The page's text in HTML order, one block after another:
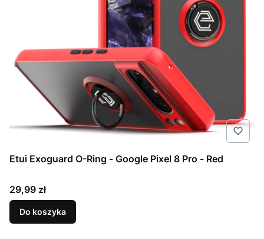
Etui Exoguard O-Ring - Google Pixel 8 Pro - Red
Cena
29,99 zł
Do koszyka